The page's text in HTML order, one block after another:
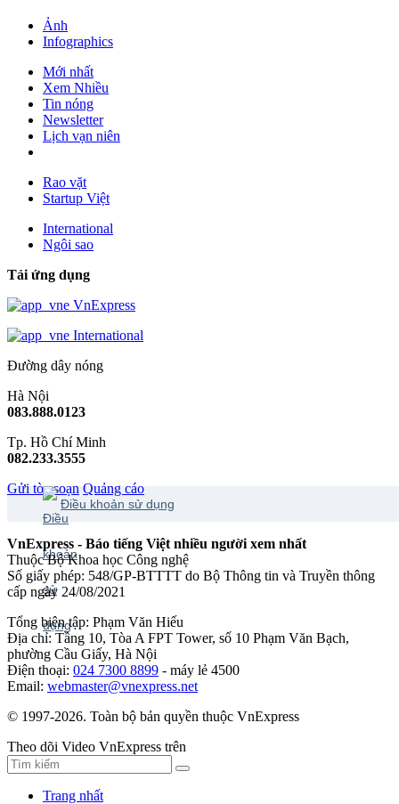
Ảnh
Infographics
Mới nhất
Xem Nhiều
Tin nóng
Newsletter
Lịch vạn niên
Rao vặt
Startup Việt
International
Ngôi sao
Tải ứng dụng
VnExpress
International
Đường dây nóng
Hà Nội
083.888.0123
Tp. Hồ Chí Minh
082.233.3555
Gửi tòa soạn Quảng cáo
Điều khoản sử dụng
VnExpress - Báo tiếng Việt nhiều người xem nhất
Thuộc Bộ Khoa học Công nghệ
Số giấy phép: 548/GP-BTTTT do Bộ Thông tin và Truyền thông
cấp ngày 24/08/2021
Tổng biên tập: Phạm Văn Hiếu
Địa chỉ: Tầng 10, Tòa A FPT Tower, số 10 Phạm Văn Bạch,
phường Cầu Giấy, Hà Nội
Điện thoại: 024 7300 8899 - máy lẻ 4500
Email: webmaster@vnexpress.net
© 1997-2026. Toàn bộ bản quyền thuộc VnExpress
Theo dõi Video VnExpress trên
Trang nhất